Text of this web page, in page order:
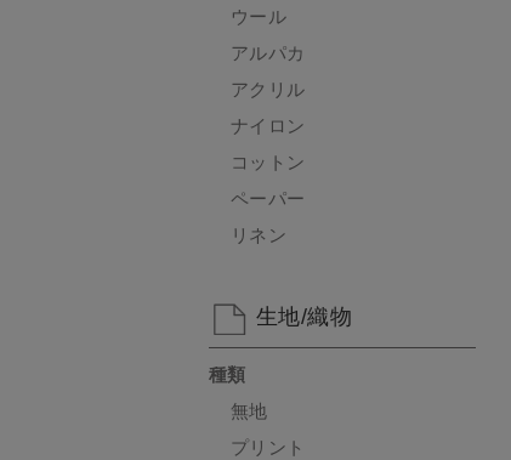
ウール
アルパカ
アクリル
ナイロン
コットン
ペーパー
リネン
生地/織物
種類
無地
プリント